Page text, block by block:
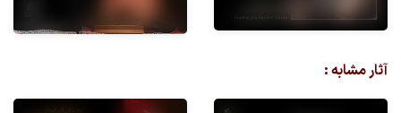
آثار مشابه :